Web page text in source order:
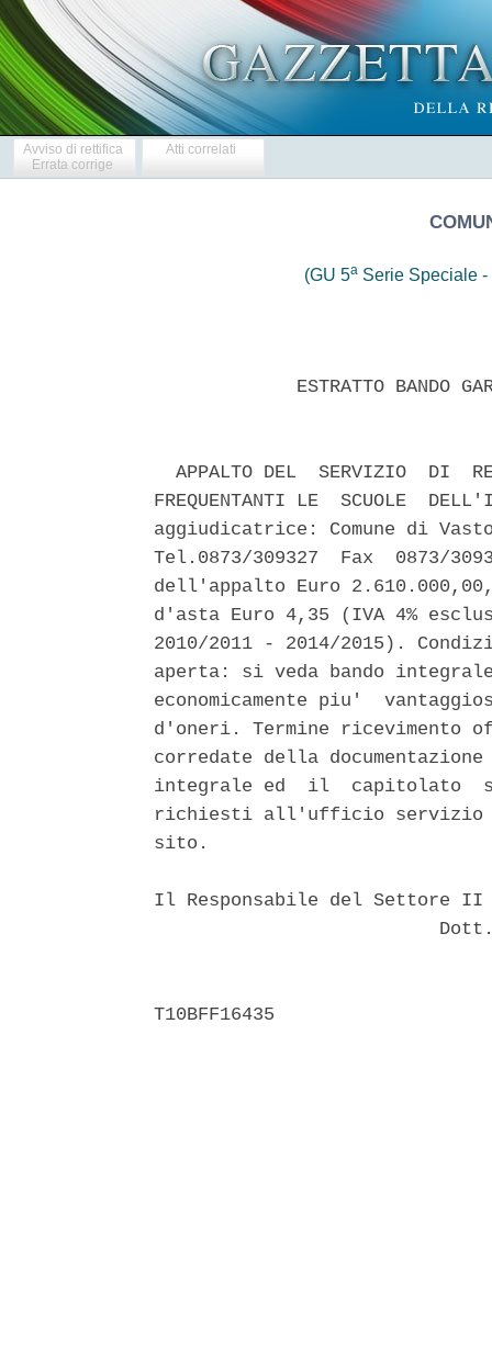
Avviso di rettifica
Errata corrige
Atti correlati
(GU 5aSerie Speciale -
ESTRATTO BANDO
APPALTO DEL  SERVIZIO  DI
FREQUENTANTI LE  SCUOLE
aggiudicatrice: Comune di
Tel.0873/309327  Fax  0873/
dell'appalto Euro
d'asta Euro 4,35 (IVA 4%
2010/2011 - 2014/2015).
aperta: si veda bando
economicamente piu'
d'oneri. Termine ricevimento
corredate della
integrale ed  il  capitolato
richiesti all'ufficio servizio
sito.
Il Responsabile del Settore